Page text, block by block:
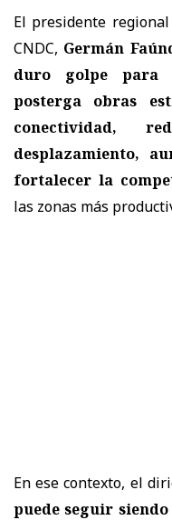
El presidente
CNDC, Germán
duro golpe para
posterga obras
conectividad,
desplazamiento,
fortalecer la
las zonas más
En ese contexto, el
puede seguir